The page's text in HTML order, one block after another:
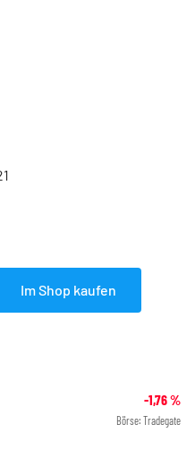
Im Shop kaufen
-1,76%
Börse: Tradegate